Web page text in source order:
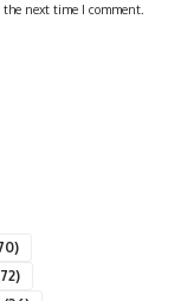
next time I comment.